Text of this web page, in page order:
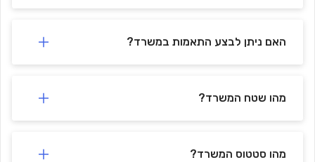
האם ניתן לבצע התאמות במשרד?
מהו שטח המשרד?
מהו סטטוס המשרד?